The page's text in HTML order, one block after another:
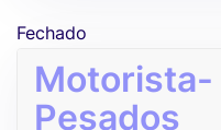
Fechado
Motorista-
Pesados